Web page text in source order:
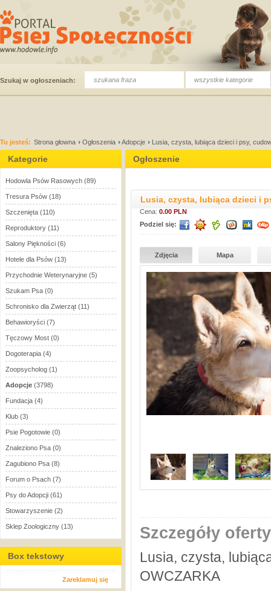
Szukaj w ogłoszeniach: wszystkie kategorie
Tu jesteś: Strona głowna Ogłoszenia Adopcje Lusia, czysta, lubiąca dzieci i psy,
Kategorie
Hodowla Psów Rasowych (89)
Tresura Psów (18)
Szczenięta (110)
Reproduktory (11)
Salony Piękności (6)
Hotele dla Psów (13)
Przychodnie Weterynaryjne (5)
Szukam Psa (0)
Schronisko dla Zwierząt (11)
Behawioryści (7)
Tęczowy Most (0)
Dogoterapia (4)
Zoopsycholog (1)
Adopcje (3798)
Fundacja (4)
Klub (3)
Psie Pogotowie (0)
Znaleziono Psa (0)
Zagubiono Psa (8)
Forum o Psach (7)
Psy do Adopcji (61)
Stowarzyszenie (2)
Sklep Zoologiczny (13)
Box tekstowy
Zareklamuj się
Ogłoszenie
Lusia, czysta, lubiąca dzieci i
Cena: 0.00 PLN
Podziel się:
Zdjęcia Mapa
Szczegóły
Lusia, czysta,
OWCZARKA